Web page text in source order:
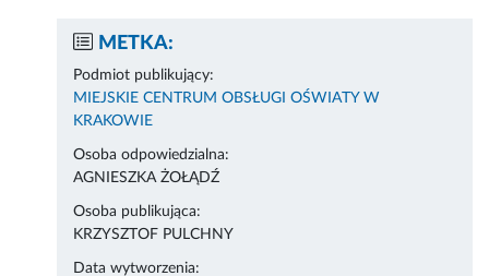
METKA:
Podmiot publikujący:
MIEJSKIE CENTRUM OBSŁUGI OŚWIATY W
KRAKOWIE
Osoba odpowiedzialna:
AGNIESZKA ŻOŁĄDŹ
Osoba publikująca:
KRZYSZTOF PULCHNY
Data wytworzenia: